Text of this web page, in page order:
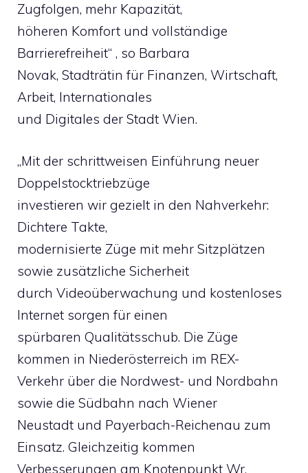
Zugfolgen, mehr Kapazität,
höheren Komfort und vollständige
Barrierefreiheit“ , so Barbara
Novak, Stadträtin für Finanzen, Wirtschaft,
Arbeit, Internationales
und Digitales der Stadt Wien.
„Mit der schrittweisen Einführung neuer
Doppelstocktriebzüge
investieren wir gezielt in den Nahverkehr:
Dichtere Takte,
modernisierte Züge mit mehr Sitzplätzen
sowie zusätzliche Sicherheit
durch Videoüberwachung und kostenloses
Internet sorgen für einen
spürbaren Qualitätsschub. Die Züge
kommen in Niederösterreich im REX-
Verkehr über die Nordwest- und Nordbahn
sowie die Südbahn nach Wiener
Neustadt und Payerbach-Reichenau zum
Einsatz. Gleichzeitig kommen
Verbesserungen am Knotenpunkt Wr.